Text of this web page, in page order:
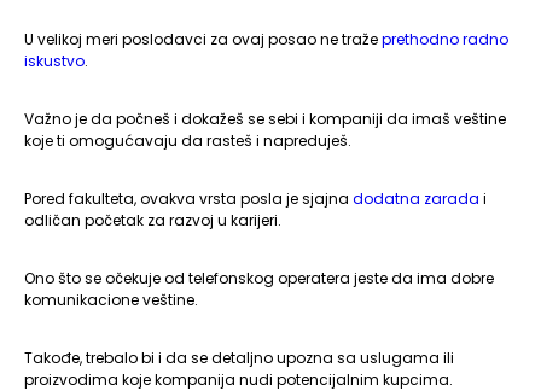
U velikoj meri poslodavci za ovaj posao ne tražeprethodno radno
iskustvo.
Važno je da počneš i dokažeš se sebi i kompaniji da imaš veštine
koje ti omogućavaju da rasteš i napreduješ.
Pored fakulteta, ovakva vrsta posla je sjajna dodatna zarada i
odličan početak za razvoj u karijeri.
Ono što se očekuje od telefonskog operatera jeste da ima dobre
komunikacione veštine.
Takođe, trebalo bi i da se detaljno upozna sa uslugama ili
proizvodima koje kompanija nudi potencijalnim kupcima.